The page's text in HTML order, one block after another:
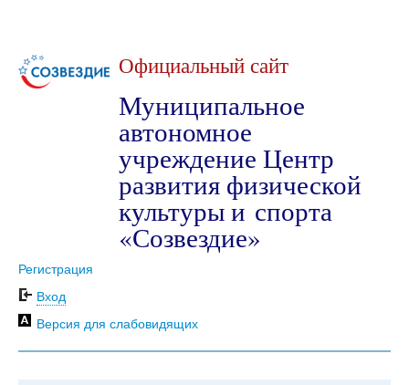
Официальный сайт
Муниципальное
автономное
учреждение Центр
развития физической
культуры и спорта
«Созвездие»
Регистрация
Вход
Версия для слабовидящих